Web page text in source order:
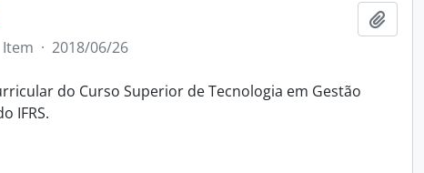
Item · 2018/06/26
do Curso Superior de Tecnologia em Gestão
IFRS.